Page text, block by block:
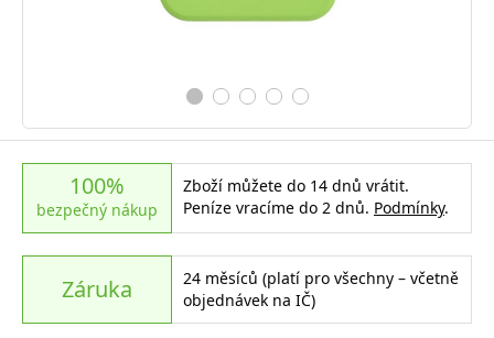
100%
bezpečný nákup
Zboží můžete do 14 dnů vrátit.
Peníze vracíme do 2 dnů. Podmínky.
Záruka
24 měsíců (platí pro všechny – včetně
objednávek na IČ)